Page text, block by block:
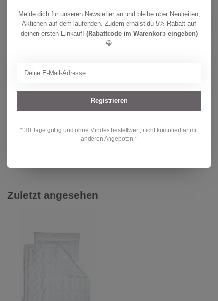
ZEWI BÉBÉ-JOU
Zewi bébé-jou eskimo Summer
Dream sienna
Auf Lager
Zewi bébé-jou eskimo Summer
Hast du Fragen zu diesem Produkt?
Oder brauchst du Hilfe bei deiner Bestellung? Kontaktiere unseren
Zuletzt angesehen
Melde dich für unseren Newsletter an und bleibe über Neuheiten,
Aktionen auf dem laufenden. Zudem erhälst du 5% Rabatt auf
deinen ersten Einkauf! (Rabattcode im Warenkorb eingeben)
😀
Registrieren
* 30 Tage gültig und ohne Mindestbestellwert, nicht kumulierbar mit
anderen Angeboten *